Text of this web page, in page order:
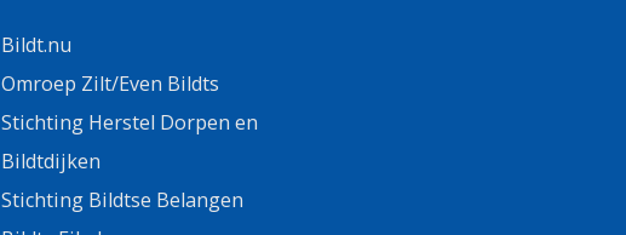
Bildt.nu
Omroep Zilt/Even Bildts
Stichting Herstel Dorpen en
Bildtdijken
Stichting Bildtse Belangen